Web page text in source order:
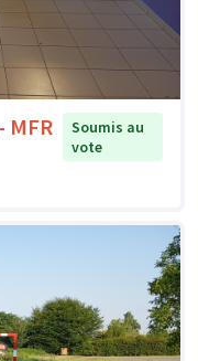
MFR
Soumis au
vote